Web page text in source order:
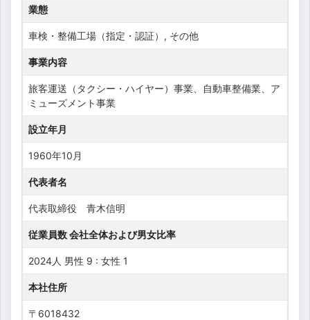
業態
車検・整備工場（指定・認証）, その他
事業内容
旅客運送（タクシー・ハイヤー）事業、自動車整備業、ア
ミューズメント事業
設立年月
1960年10月
代表者名
代表取締役 青木信明
従業員数 会社全体および男女比率
2024人 男性 9 : 女性 1
本社住所
〒6018432